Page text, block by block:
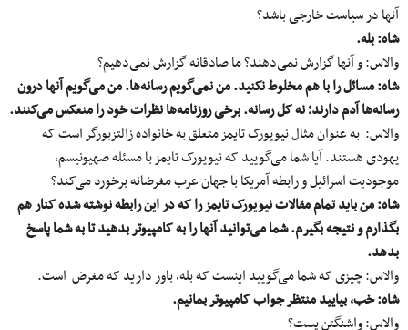
آنها در سیاست خارجی باشد؟
شاه: بله.
والاس: و آنها گزارش نمی‌دهند؟ ما صادقانه گزارش نمی‌دهیم؟
شاه: مسائل را با هم مخلوط نکنید. من نمی‌گویم رسانه‌ها. من می‌گویم آنها درون
رسانه‌ها آدم دارند؛ نه کل رسانه. برخی روزنامه‌ها نظرات خود را منعکس می‌کنند.
والاس: به عنوان مثال نیویورک تایمز متعلق به خانواده زالتزبورگر است که
یهودی هستند. آیا شما می‌گویید که نیویورک تایمز با مسئله صهیونیسم،
موجودیت اسرائیل و رابطه آمریکا با جهان عرب مغرضانه برخورد می‌کند؟
شاه: من باید تمام مقالات نیویورک تایمز را که در این رابطه نوشته شده کنار هم
بگذارم و نتیجه بگیرم. شما می‌توانید آنها را به کامپیوتر بدهید تا به شما پاسخ
بدهد.
والاس: چیزی که شما می‌گویید اینست که بله، باور دارید که مغرض است.
شاه: خب، بیایید منتظر جواب کامپیوتر بمانیم.
والاس: واشنگتن پست؟